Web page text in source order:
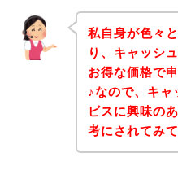
私自身が色々
り、キャッシ
お得な価格で
♪なので、キャ
ビスに興味の
考にされてみ